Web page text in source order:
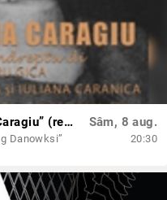
Documentarul „Filmul lui Toma Caragiu” (regia Alexandru Gică, Coli & Iuliana Caranica)
Danowksi”
Sâm, 8 aug.
20:30